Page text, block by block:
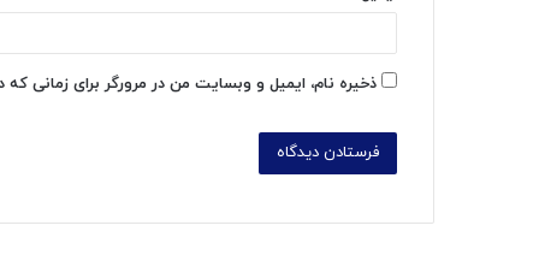
ذخیره نام، ایمیل و وبسایت من در مرورگر برای زمانی